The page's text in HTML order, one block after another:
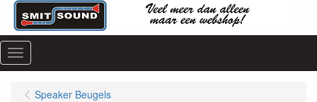
Menu
Speaker Beugels